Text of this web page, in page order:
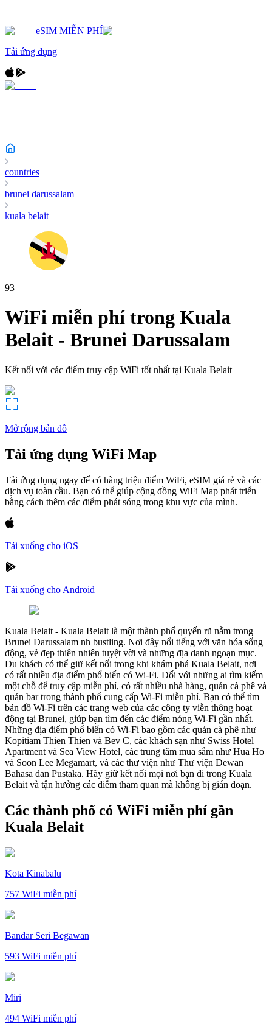
eSIM MIỄN PHÍ
Tải ứng dụng
countries
brunei darussalam
kuala belait
93
WiFi miễn phí trong Kuala
Belait - Brunei Darussalam
Kết nối với các điểm truy cập WiFi tốt nhất tại Kuala Belait
Mở rộng bản đồ
Tải ứng dụng WiFi Map
Tải ứng dụng ngay để có hàng triệu điểm WiFi, eSIM giá rẻ và các
dịch vụ toàn cầu. Bạn có thể giúp cộng đồng WiFi Map phát triển
bằng cách thêm các điểm phát sóng trong khu vực của mình.
Tải xuống cho iOS
Tải xuống cho Android
Kuala Belait - Kuala Belait là một thành phố quyến rũ nằm trong
Brunei Darussalam nh bustling. Nơi đây nổi tiếng với văn hóa sống
động, vẻ đẹp thiên nhiên tuyệt vời và những địa danh ngoạn mục.
Du khách có thể giữ kết nối trong khi khám phá Kuala Belait, nơi
có rất nhiều địa điểm phổ biến có Wi-Fi. Đối với những ai tìm kiếm
một chỗ để truy cập miễn phí, có rất nhiều nhà hàng, quán cà phê và
quán bar trong thành phố cung cấp Wi-Fi miễn phí. Bạn có thể tìm
bản đồ Wi-Fi trên các trang web của các công ty viễn thông hoạt
động tại Brunei, giúp bạn tìm đến các điểm nóng Wi-Fi gần nhất.
Những địa điểm phổ biến có Wi-Fi bao gồm các quán cà phê như
Kopitiam Thien Thien và Bev C, các khách sạn như Swiss Hotel
Apartment và Sea View Hotel, các trung tâm mua sắm như Hua Ho
và Soon Lee Megamart, và các thư viện như Thư viện Dewan
Bahasa dan Pustaka. Hãy giữ kết nối mọi nơi bạn đi trong Kuala
Belait và tận hưởng các điểm tham quan mà không bị gián đoạn.
Các thành phố có WiFi miễn phí gần
Kuala Belait
Kota Kinabalu
757 WiFi miễn phí
Bandar Seri Begawan
593 WiFi miễn phí
Miri
494 WiFi miễn phí